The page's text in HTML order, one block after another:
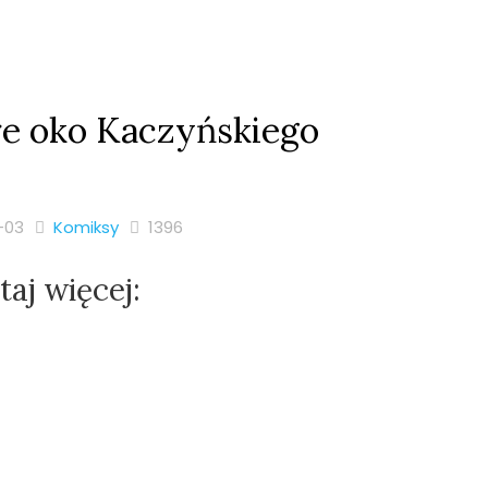
oko Kaczyńskiego
03 Komiksy 1396
więcej: